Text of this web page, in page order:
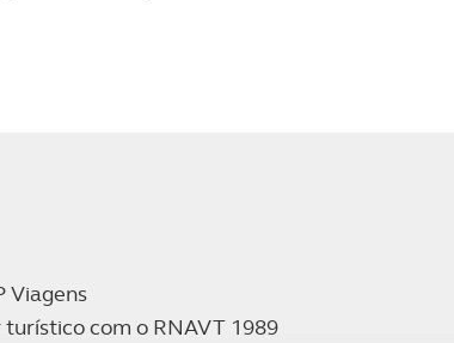
Viagens
com o RNAVT 1989